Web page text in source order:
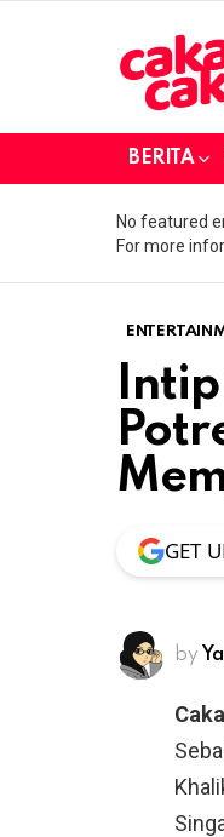
BERITA
No featured
For more
GET
by